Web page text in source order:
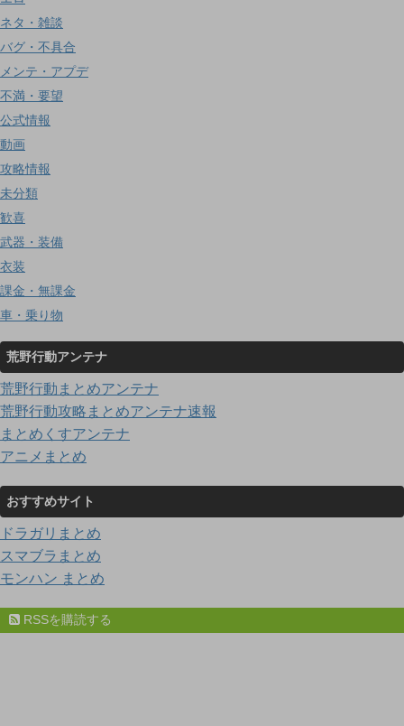
ネタ・雑談
バグ・不具合
メンテ・アプデ
不満・要望
公式情報
動画
攻略情報
未分類
歓喜
武器・装備
衣装
課金・無課金
車・乗り物
荒野行動アンテナ
荒野行動まとめアンテナ
荒野行動攻略まとめアンテナ速報
まとめくすアンテナ
アニメまとめ
おすすめサイト
ドラガリまとめ
スマブラまとめ
モンハン まとめ
RSSを購読する